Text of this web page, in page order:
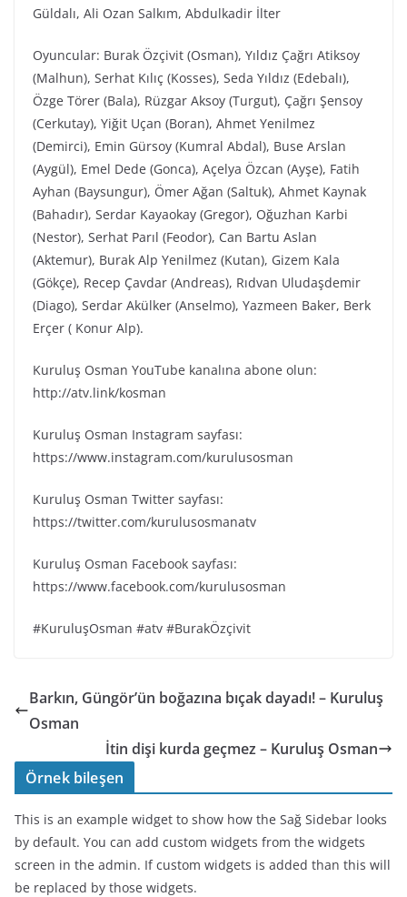
Güldalı, Ali Ozan Salkım, Abdulkadir İlter
Oyuncular: Burak Özçivit (Osman), Yıldız Çağrı Atiksoy
(Malhun), Serhat Kılıç (Kosses), Seda Yıldız (Edebalı),
Özge Törer (Bala), Rüzgar Aksoy (Turgut), Çağrı Şensoy
(Cerkutay), Yiğit Uçan (Boran), Ahmet Yenilmez
(Demirci), Emin Gürsoy (Kumral Abdal), Buse Arslan
(Aygül), Emel Dede (Gonca), Açelya Özcan (Ayşe), Fatih
Ayhan (Baysungur), Ömer Ağan (Saltuk), Ahmet Kaynak
(Bahadır), Serdar Kayaokay (Gregor), Oğuzhan Karbi
(Nestor), Serhat Parıl (Feodor), Can Bartu Aslan
(Aktemur), Burak Alp Yenilmez (Kutan), Gizem Kala
(Gökçe), Recep Çavdar (Andreas), Rıdvan Uludaşdemir
(Diago), Serdar Akülker (Anselmo), Yazmeen Baker, Berk
Erçer ( Konur Alp).
Kuruluş Osman YouTube kanalına abone olun:
http://atv.link/kosman
Kuruluş Osman Instagram sayfası:
https://www.instagram.com/kurulusosman
Kuruluş Osman Twitter sayfası:
https://twitter.com/kurulusosmanatv
Kuruluş Osman Facebook sayfası:
https://www.facebook.com/kurulusosman
#KuruluşOsman #atv #BurakÖzçivit
Barkın, Güngör’ün boğazına bıçak dayadı! – Kuruluş
Osman
İtin dişi kurda geçmez – Kuruluş Osman
Örnek bileşen
This is an example widget to show how the Sağ Sidebar looks
by default. You can add custom widgets from the widgets
screen in the admin. If custom widgets is added than this will
be replaced by those widgets.